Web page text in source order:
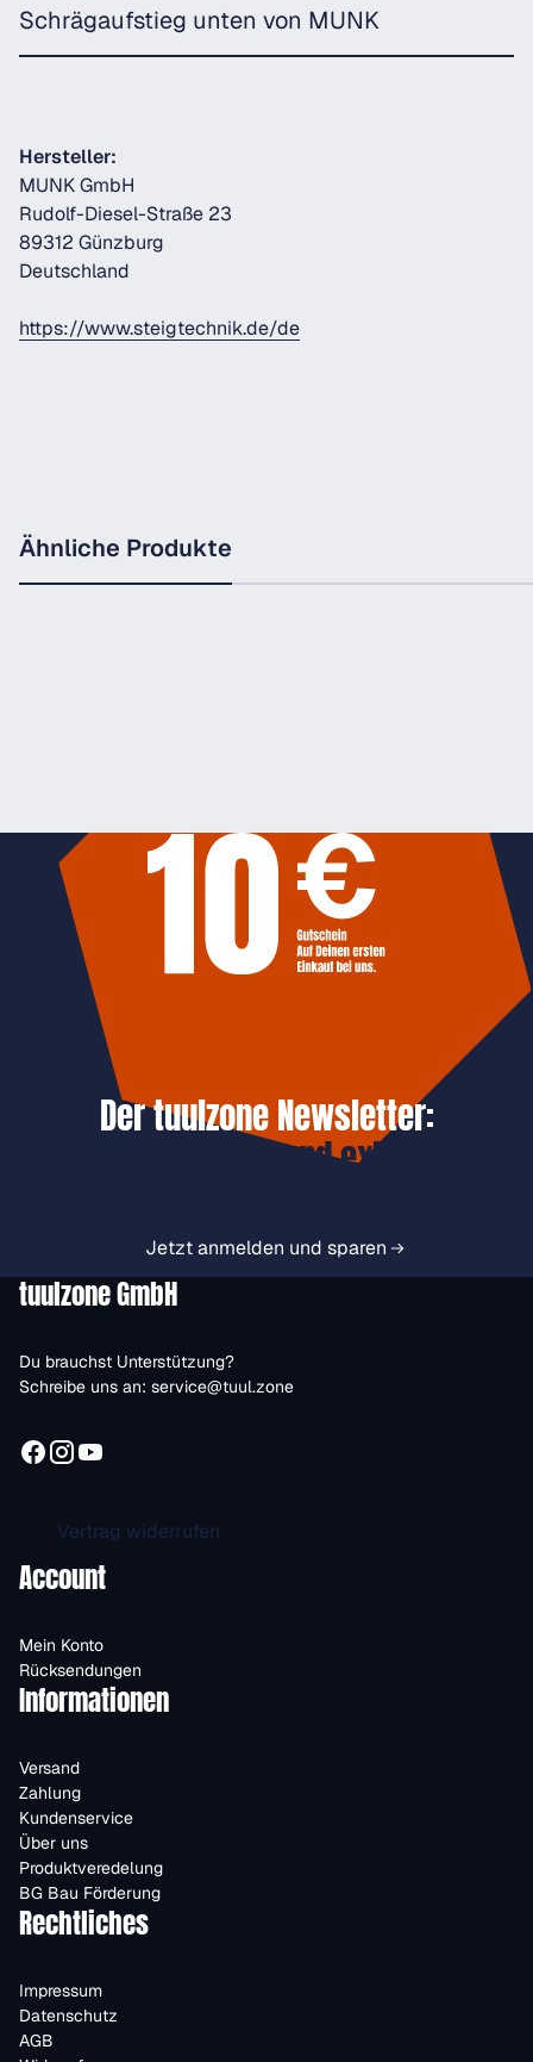
Schrägaufstieg unten von MUNK
Hersteller:
MUNK GmbH
Rudolf-Diesel-Straße 23
89312 Günzburg
Deutschland
https://www.steigtechnik.de/de
Ähnliche Produkte
Der tuulzone Newsletter:
Jetzt anmelden und exklusive
Jetzt anmelden und sparen
tuulzone GmbH
Du brauchst Unterstützung?
Schreibe uns an: service@tuul.zone
Vertrag widerrufen
Account
Mein Konto
Rücksendungen
Informationen
Versand
Zahlung
Kundenservice
Über uns
Produktveredelung
BG Bau Förderung
Rechtliches
Impressum
Datenschutz
AGB